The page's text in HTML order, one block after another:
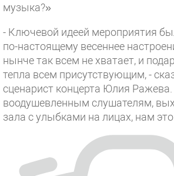
музыка?»
- Ключевой идеей мероприятия
по-настоящему весеннее
нынче так всем не хватает, и
тепла всем присутствующим, -
сценарист концерта Юлия
воодушевленным слушателям,
зала с улыбками на лицах, нам это